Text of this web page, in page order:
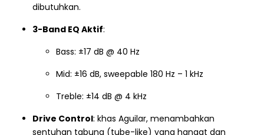
dibutuhkan.
3-Band EQ Aktif:
Bass: ±17 dB @ 40 Hz
Mid: ±16 dB, sweepable 180 Hz – 1 kHz
Treble: ±14 dB @ 4 kHz
Drive Control: khas Aguilar, menambahkan
sentuhan tabung (tube-like) yang hangat dan